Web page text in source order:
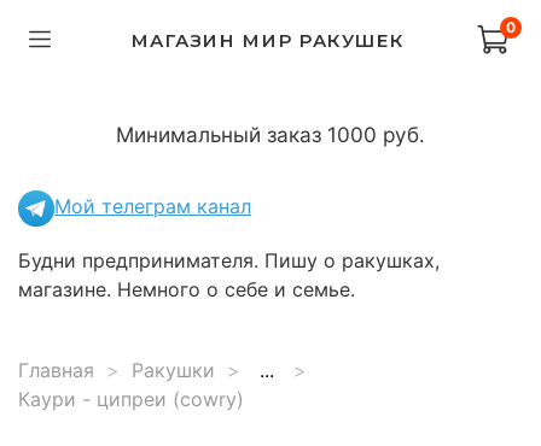
МАГАЗИН МИР РАКУШЕК
0
Минимальный заказ 1000 руб.
Мой телеграм канал
Будни предпринимателя. Пишу о ракушках,
магазине. Немного о себе и семье.
Главная Ракушки
...
Каури - ципреи (cowry)